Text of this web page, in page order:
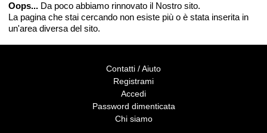
Oops... Da poco abbiamo rinnovato il Nostro sito.
La pagina che stai cercando non esiste più o è stata inserita in
un'area diversa del sito.
Contatti / Aiuto
Registrami
Accedi
Password dimenticata
Chi siamo